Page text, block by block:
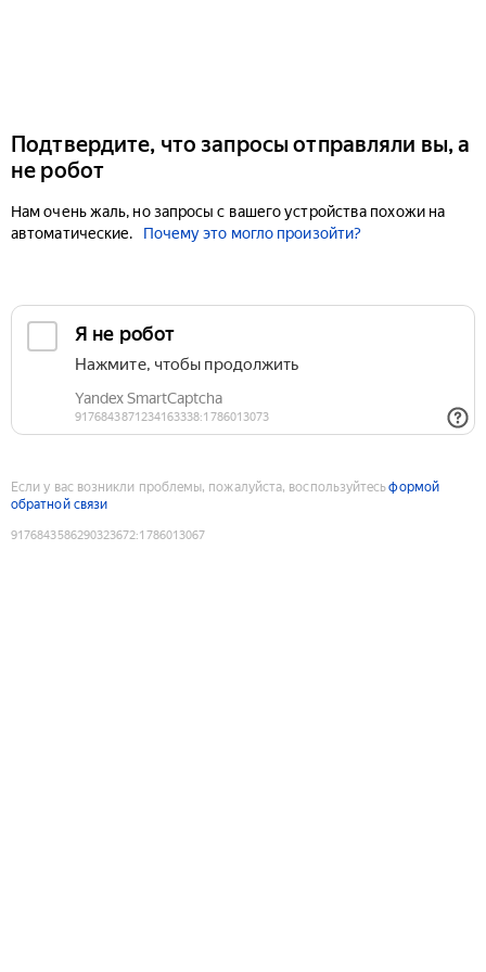
Подтвердите, что запросы отправляли вы, а
не робот
Нам очень жаль, но запросы с вашего устройства похожи на
автоматические.
Почему это могло произойти?
Если у вас возникли проблемы, пожалуйста, воспользуйтесьформой
обратной связи
9176843586290323672:1786013067